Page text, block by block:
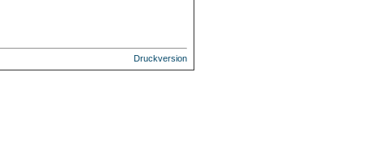
Druckversion